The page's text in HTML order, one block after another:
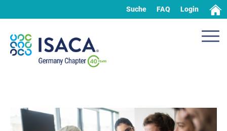
Suche FAQ Login